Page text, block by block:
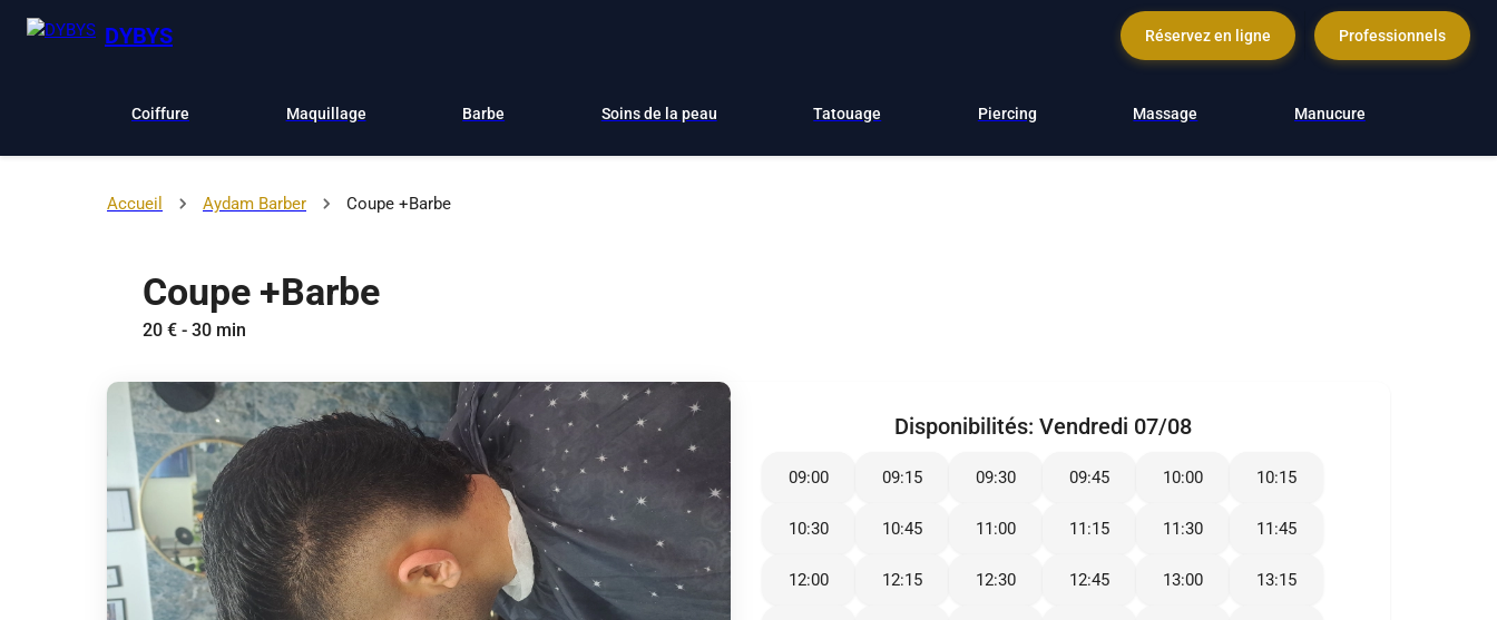
DYBYS Réservez en ligne Professionnels
Coiffure Maquillage Barbe Soins de la peau Tatouage Piercing Massage Manucure
Accueil Aydam Barber Coupe +Barbe
Coupe +Barbe
20 € - 30 min
Disponibilités: Vendredi 07/08
09:00 09:15 09:30 09:45 10:00 10:15
10:30 10:45 11:00 11:15 11:30 11:45
12:00 12:15 12:30 12:45 13:00 13:15